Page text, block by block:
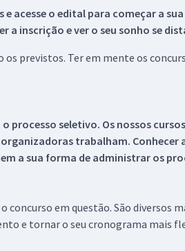
e acesse o edital para começar a
inscrição e ver o seu sonho se
previstos. Ter em mente os
processo seletivo. Os nossos
trabalham.
a sua forma de administrar os
concurso em questão. São
e tornar o seu cronograma mais